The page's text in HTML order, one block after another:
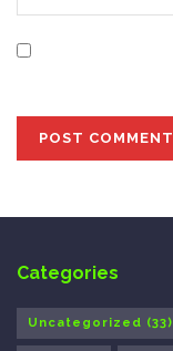
Categories
Uncategorized (33)